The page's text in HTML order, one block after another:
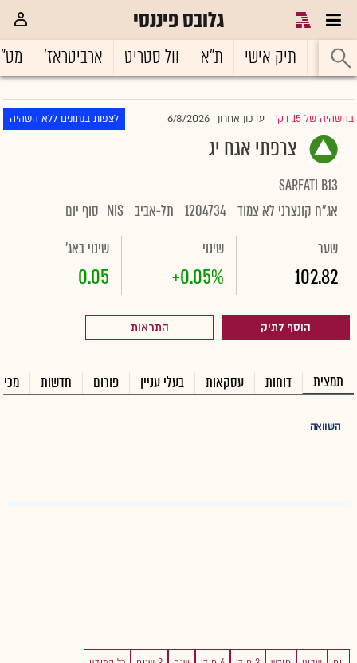
גלובס פיננסי
ראשי תיק אישי ת"א וול סטריט ארביטראז'
בהשהיה של 15 דק' |עדכון אחרון 6/8/2026 לצפות בנתונים ללא השהיה
צרפתי אגח יג
SARFATI B13
אג"ח קונצרני לא צמוד 1204734 תל-אביב NIS סוף יום
שער
102.82
שינוי
+0.05%
שינוי באג'
0.05
הוסף לתיק התראות
תמצית דוחות עסקאות בעלי עניין פורום חדשות
השוואה